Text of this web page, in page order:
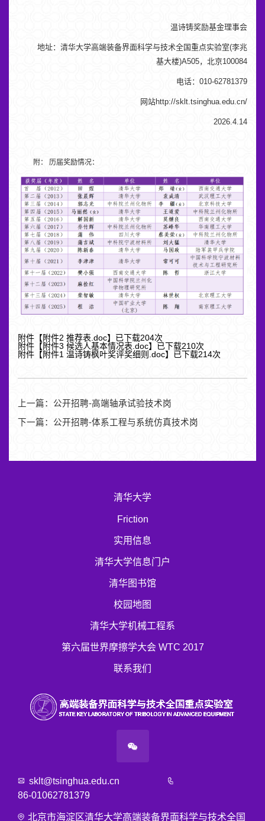
温诗铸奖励基金理事会
地址：清华大学高端装备界面科学与技术全国重点实验室(李兆
基大楼)A505，北京100084
电话：010-62781379
网站http://sklt.tsinghua.edu.cn/
2026.4.14
附： 历届奖励情况：
附件【附件2 推荐表.doc】已下载204次
附件【附件3 候选人基本情况表.doc】已下载210次
附件【附件1 温诗铸枫叶奖评奖细则.doc】已下载214次
上一篇： 公开招聘-高端轴承试验技术岗
下一篇： 公开招聘-体系工程与系统仿真技术岗
清华大学
Friction
实用信息
清华大学信息门户
清华图书馆
校园地图
清华大学机械工程系
第六届世界摩擦学大会 WTC 2017
联系我们
sklt@tsinghua.edu.cn
86-01062781379
北京市海淀区清华大学高端装备界面科学与技术全国